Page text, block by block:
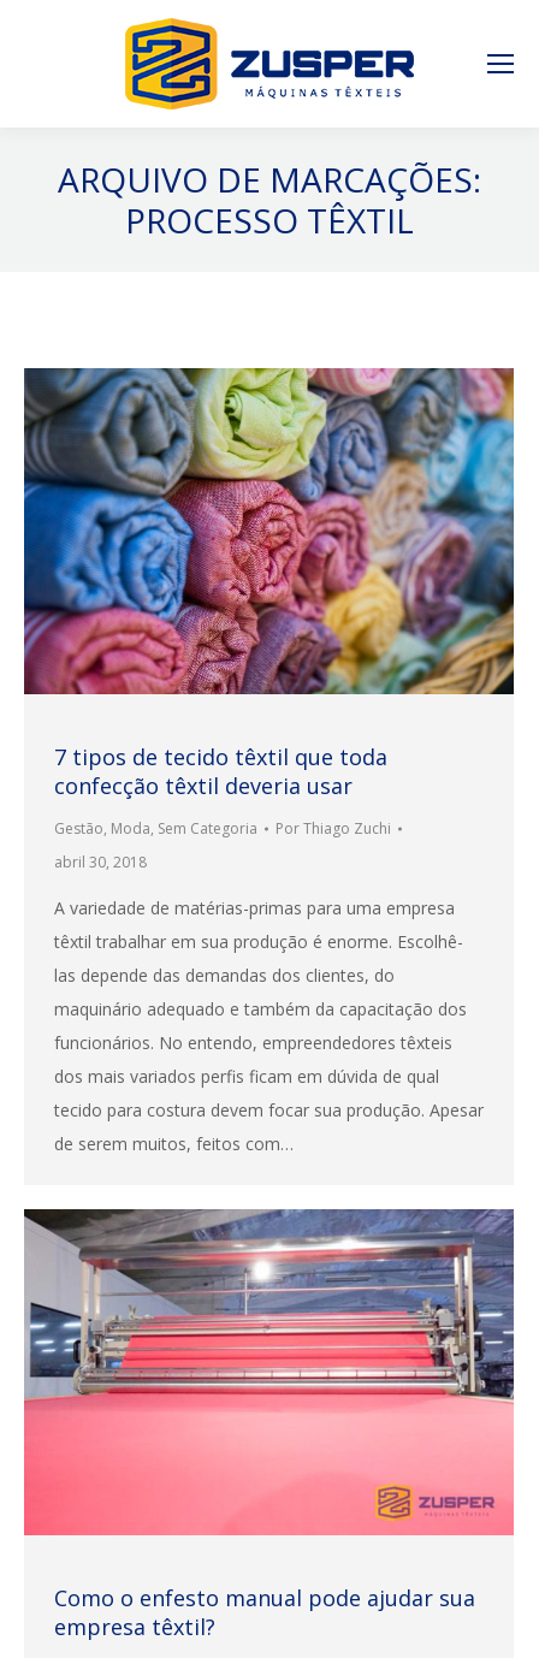
ARQUIVO DE MARCAÇÕES:
PROCESSO TÊXTIL
7 tipos de tecido têxtil que toda
confecção têxtil deveria usar
Gestão, Moda, Sem Categoria PorThiago Zuchi
abril 30, 2018
A variedade de matérias-primas para uma empresa
têxtil trabalhar em sua produção é enorme. Escolhê-
las depende das demandas dos clientes, do
maquinário adequado e também da capacitação dos
funcionários. No entendo, empreendedores têxteis
dos mais variados perfis ficam em dúvida de qual
tecido para costura devem focar sua produção. Apesar
de serem muitos, feitos com…
Como o enfesto manual pode ajudar sua
empresa têxtil?